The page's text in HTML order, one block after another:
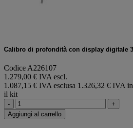
Calibro di profondità con display digitale
Codice A226107
1.279,00 € IVA escl.
1.087,15 € IVA esclusa 1.326,32 € IVA
il kit
-
+
Aggiungi al carrello